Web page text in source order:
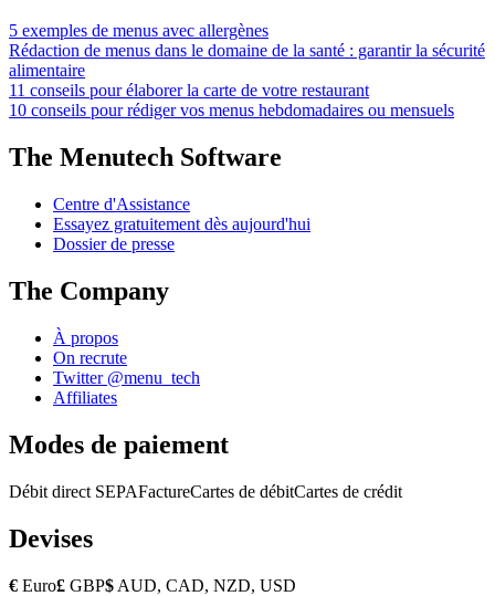
5 exemples de menus avec allergènes
Rédaction de menus dans le domaine de la santé : garantir la sécurité
alimentaire
11 conseils pour élaborer la carte de votre restaurant
10 conseils pour rédiger vos menus hebdomadaires ou mensuels
The Menutech Software
Centre d'Assistance
Essayez gratuitement dès aujourd'hui
Dossier de presse
The Company
À propos
On recrute
Twitter @menu_tech
Affiliates
Modes de paiement
Débit direct SEPAFactureCartes de débitCartes de crédit
Devises
€ Euro£ GBP$ AUD, CAD, NZD, USD